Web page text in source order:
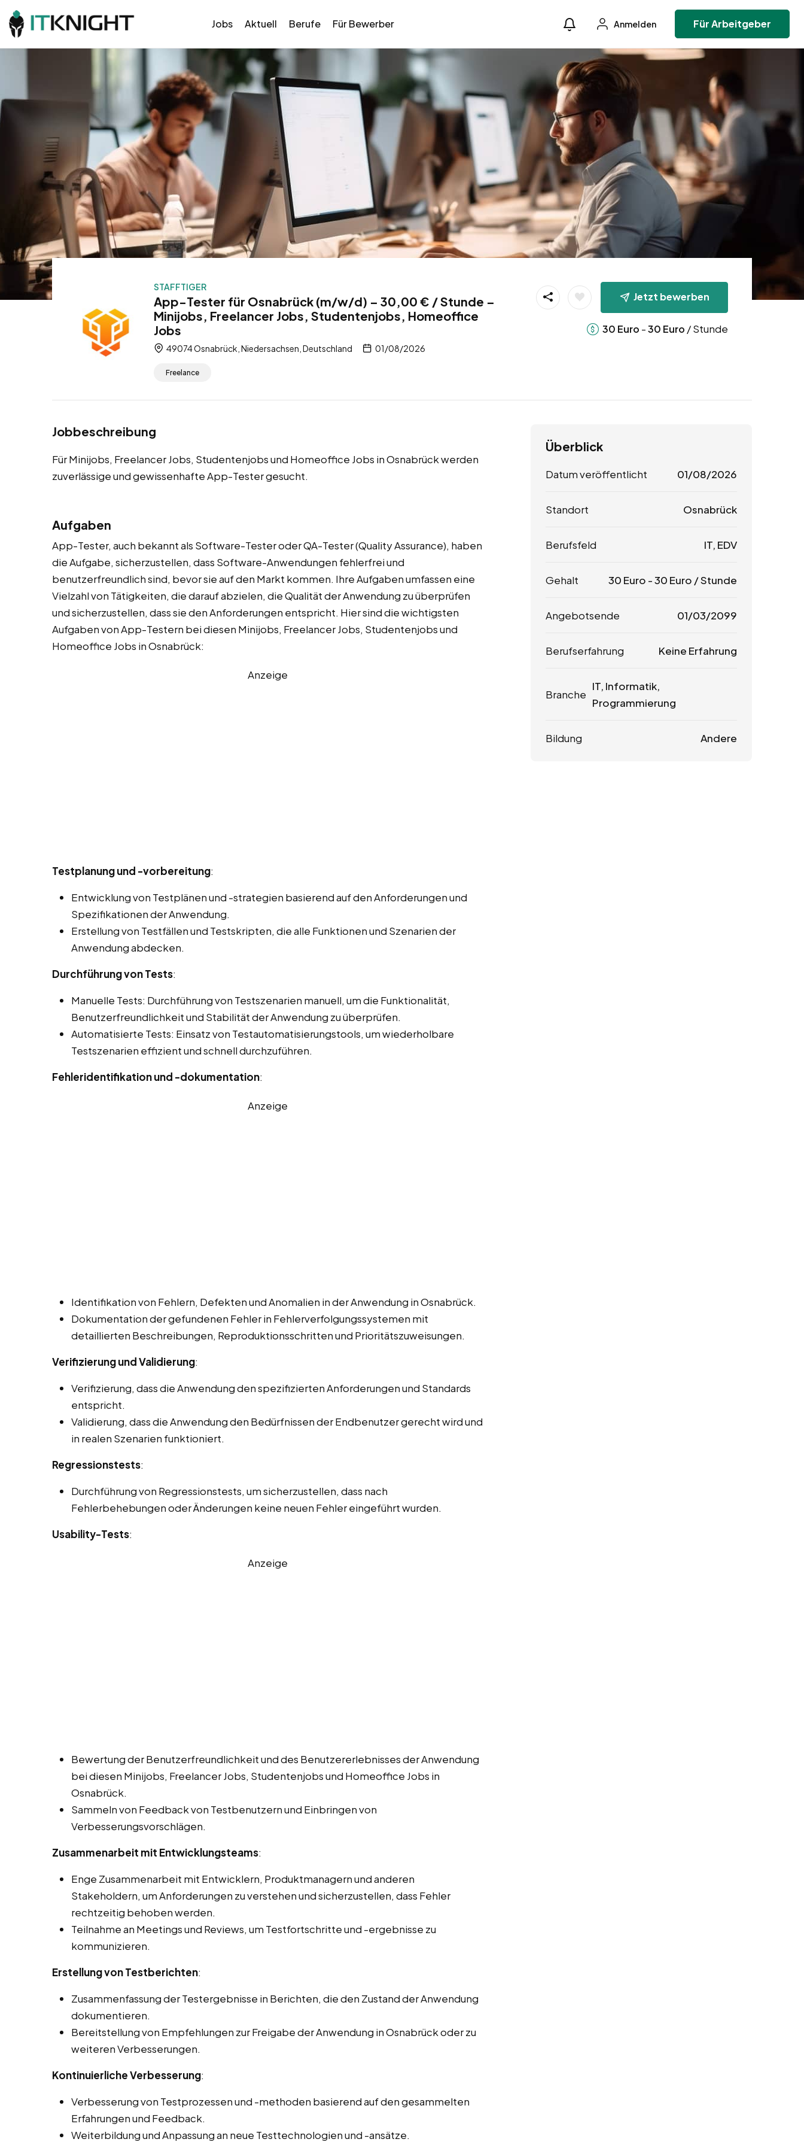
Jobs Aktuell Berufe Für Bewerber Anmelden Für Arbeitgeber
STAFFTIGER
App-Tester für Osnabrück (m/w/d) – 30,00 € / Stunde –
Minijobs, Freelancer Jobs, Studentenjobs, Homeoffice
Jobs
49074 Osnabrück, Niedersachsen, Deutschland 01/08/2026
Freelance
Jetzt bewerben
30 Euro -30 Euro / Stunde
Jobbeschreibung
Für Minijobs, Freelancer Jobs, Studentenjobs und Homeoffice Jobs in Osnabrück werden
zuverlässige und gewissenhafte App-Tester gesucht.
Aufgaben
App-Tester, auch bekannt als Software-Tester oder QA-Tester (Quality Assurance), haben
die Aufgabe, sicherzustellen, dass Software-Anwendungen fehlerfrei und
benutzerfreundlich sind, bevor sie auf den Markt kommen. Ihre Aufgaben umfassen eine
Vielzahl von Tätigkeiten, die darauf abzielen, die Qualität der Anwendung zu überprüfen
und sicherzustellen, dass sie den Anforderungen entspricht. Hier sind die wichtigsten
Aufgaben von App-Testern bei diesen Minijobs, Freelancer Jobs, Studentenjobs und
Homeoffice Jobs in Osnabrück:
Anzeige
Testplanung und -vorbereitung:
Entwicklung von Testplänen und -strategien basierend auf den Anforderungen und
Spezifikationen der Anwendung.
Erstellung von Testfällen und Testskripten, die alle Funktionen und Szenarien der
Anwendung abdecken.
Durchführung von Tests:
Manuelle Tests: Durchführung von Testszenarien manuell, um die Funktionalität,
Benutzerfreundlichkeit und Stabilität der Anwendung zu überprüfen.
Automatisierte Tests: Einsatz von Testautomatisierungstools, um wiederholbare
Testszenarien effizient und schnell durchzuführen.
Fehleridentifikation und -dokumentation:
Anzeige
Identifikation von Fehlern, Defekten und Anomalien in der Anwendung in Osnabrück.
Dokumentation der gefundenen Fehler in Fehlerverfolgungssystemen mit
detaillierten Beschreibungen, Reproduktionsschritten und Prioritätszuweisungen.
Verifizierung und Validierung:
Verifizierung, dass die Anwendung den spezifizierten Anforderungen und Standards
entspricht.
Validierung, dass die Anwendung den Bedürfnissen der Endbenutzer gerecht wird und
in realen Szenarien funktioniert.
Regressionstests:
Durchführung von Regressionstests, um sicherzustellen, dass nach
Fehlerbehebungen oder Änderungen keine neuen Fehler eingeführt wurden.
Usability-Tests:
Anzeige
Bewertung der Benutzerfreundlichkeit und des Benutzererlebnisses der Anwendung
bei diesen Minijobs, Freelancer Jobs, Studentenjobs und Homeoffice Jobs in
Osnabrück.
Sammeln von Feedback von Testbenutzern und Einbringen von
Verbesserungsvorschlägen.
Zusammenarbeit mit Entwicklungsteams:
Enge Zusammenarbeit mit Entwicklern, Produktmanagern und anderen
Stakeholdern, um Anforderungen zu verstehen und sicherzustellen, dass Fehler
rechtzeitig behoben werden.
Teilnahme an Meetings und Reviews, um Testfortschritte und -ergebnisse zu
kommunizieren.
Erstellung von Testberichten:
Zusammenfassung der Testergebnisse in Berichten, die den Zustand der Anwendung
dokumentieren.
Bereitstellung von Empfehlungen zur Freigabe der Anwendung in Osnabrück oder zu
weiteren Verbesserungen.
Kontinuierliche Verbesserung:
Verbesserung von Testprozessen und -methoden basierend auf den gesammelten
Erfahrungen und Feedback.
Weiterbildung und Anpassung an neue Testtechnologien und -ansätze.
Überblick
Datum veröffentlicht 01/08/2026
Standort Osnabrück
Berufsfeld IT, EDV
Gehalt 30 Euro -30 Euro / Stunde
Angebotsende 01/03/2099
Berufserfahrung Keine Erfahrung
Branche
IT, Informatik,
Programmierung
Bildung Andere